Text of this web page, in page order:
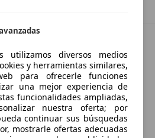
Skoda Scala Especificaciones técnicas
Skoda Scala coche pequeño
Skoda Scala sedán
utilizamos diversos medios
y herramientas similares,
para ofrecerle funciones
una mejor experiencia de
funcionalidades ampliadas,
nuestra oferta; por
continuar sus búsquedas
mostrarle ofertas adecuadas